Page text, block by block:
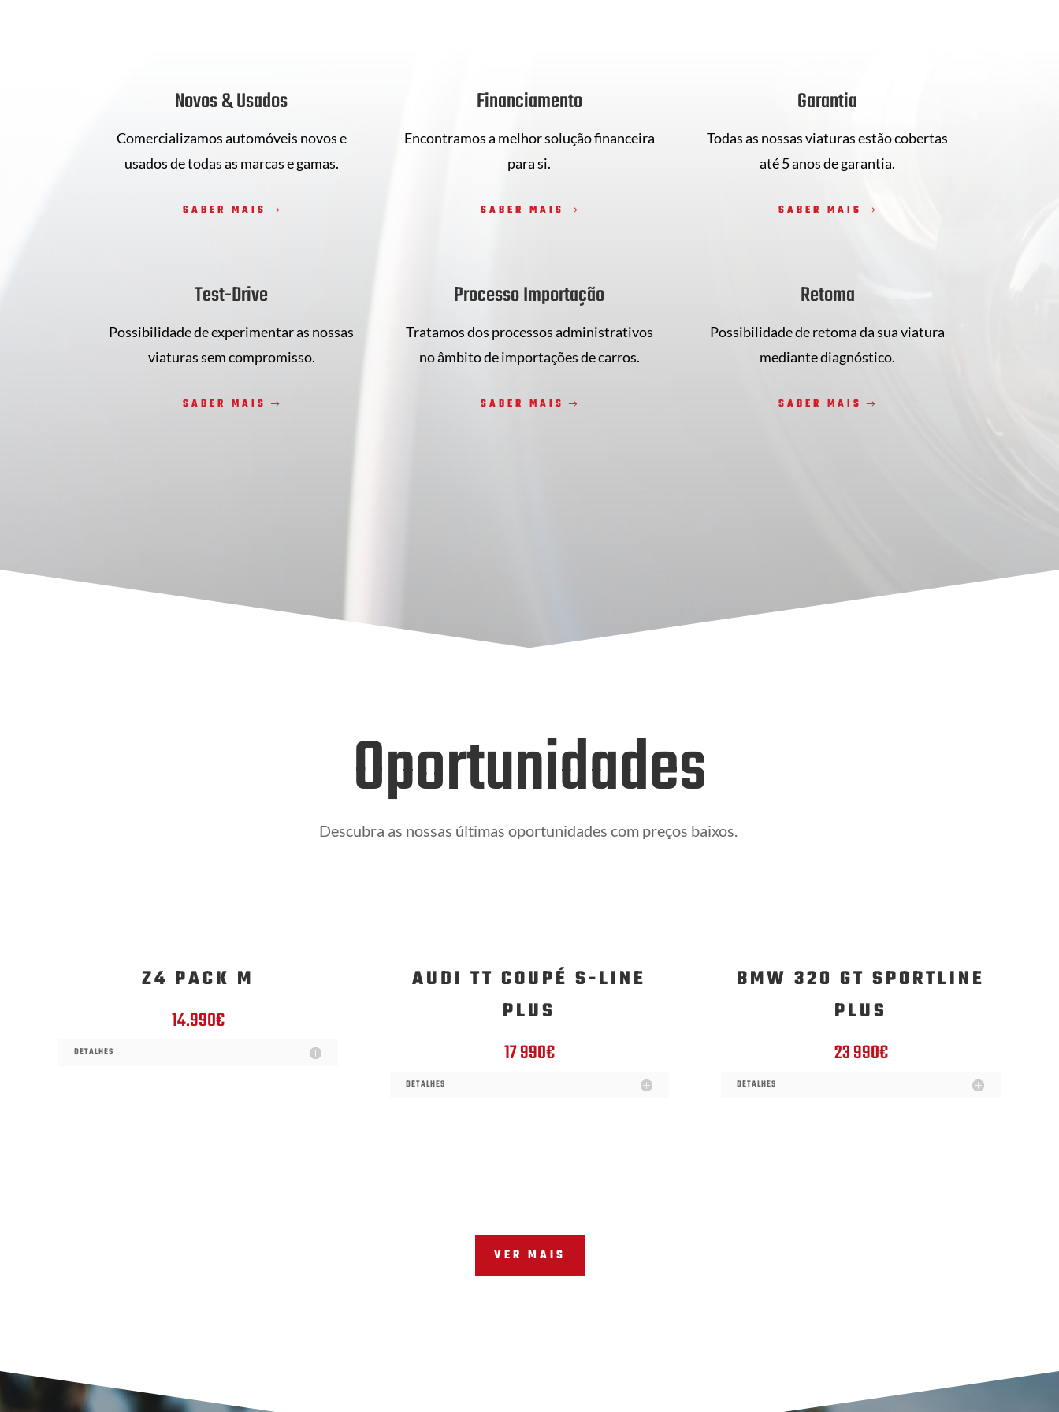
Novos & Usados
Comercializamos automóveis novos e
usados de todas as marcas e gamas.
SABER MAIS
Financiamento
Encontramos a melhor solução financeira
para si.
SABER MAIS
Garantia
Todas as nossas viaturas estão cobertas
até 5 anos de garantia.
SABER MAIS
Test-Drive
Possibilidade de experimentar as nossas
viaturas sem compromisso.
SABER MAIS
Processo Importação
Tratamos dos processos administrativos
no âmbito de importações de carros.
SABER MAIS
Retoma
Possibilidade de retoma da sua viatura
mediante diagnóstico.
SABER MAIS
Oportunidades
Descubra as nossas últimas oportunidades com preços baixos.
Z4 PACK M
14.990€
DETALHES
AUDI TT COUPÉ S-LINE
PLUS
17 990€
DETALHES
BMW 320 GT SPORTLINE
PLUS
23 990€
DETALHES
VER MAIS